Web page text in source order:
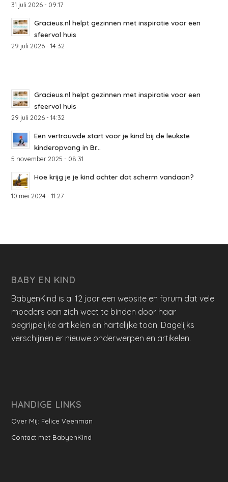
31 juli 2026 - 09:17
Gracieus.nl helpt gezinnen met inspiratie voor een
sfeervol huis
29 juli 2026 - 14:32
Gracieus.nl helpt gezinnen met inspiratie voor een
sfeervol huis
29 juli 2026 - 14:32
Een vertrouwde start voor je kind bij de leukste
kinderopvang in Br...
5 november 2025 - 08:31
Hoe krijg je je kind achter dat scherm vandaan?
10 mei 2024 - 11:27
BABY EN KIND
BabyenKind is al 12 jaar een website en forum dat vele
moeders aan zich weet te binden door haar
begrijpelijke artikelen en hartelijke toon. Dagelijks
verschijnen er nieuwe onderwerpen en artikelen.
HANDIGE LINKS
Over Mij: Felice Veenman
Contact met BabyenKind